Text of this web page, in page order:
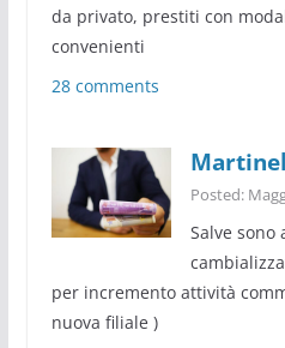
da privato, prestiti con
convenienti
28 comments
Posted:
Salve
per incremento attività
nuova filiale )